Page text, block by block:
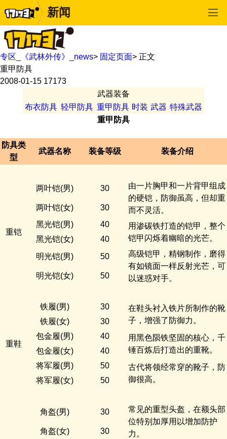
新闻
专区_《武林外传》_news> 固定页面> 正文
重甲防具
2008-01-15 17173
武器装备
布衣防具 轻甲防具 重甲防具 时装 武器 特殊武器
重甲防具
防具类
型
武器名称 装备等级 装备介绍
重铠
两叶铠(男) 30
由一片胸甲和一片背甲组成
的硬铠，防御虽高，但却重
而不灵活。
两叶铠(女)
30
黑光铠(男)
40
用渗碳铁打造的铠甲，整个
铠甲闪烁着幽暗的光芒。
黑光铠(女)
40
明光铠(男)
50
高级铠甲，精钢制作，磨得
有如镜面一样反射光芒，可
以迷惑对手。
明光铠(女) 50
重鞋
铁履(男) 30
在鞋头衬入铁片所制作的靴
子，增强了防御力。
铁履(女)
30
包金履(男)
40
用黑色陨铁坚固的核心，千
锤百炼后打造出的重靴。
包金履(女)
40
将军履(男)
50
古代将领经常穿的靴子，防
御很高。
将军履(女) 50
角盔(男) 30
常见的重型头盔，在额头部
位特别加厚用以增加防护
力。
角盔(女)
30